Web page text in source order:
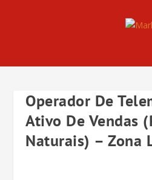
Operador De
Ativo De Vendas
Naturais) – Zona